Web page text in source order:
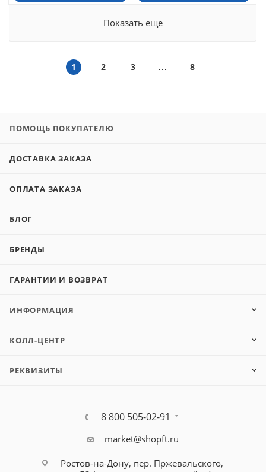
Показать еще
1 2 3 8
ПОМОЩЬ ПОКУПАТЕЛЮ
ДОСТАВКА ЗАКАЗА
ОПЛАТА ЗАКАЗА
БЛОГ
БРЕНДЫ
ГАРАНТИИ И ВОЗВРАТ
ИНФОРМАЦИЯ
КОЛЛ-ЦЕНТР
РЕКВИЗИТЫ
8 800 505-02-91
market@shopft.ru
Ростов-на-Дону, пер. Пржевальского,